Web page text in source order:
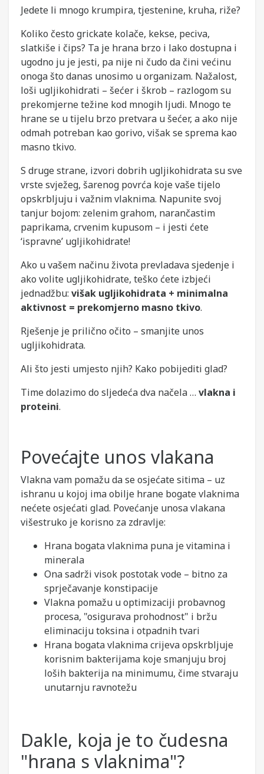
Jedete li mnogo krumpira, tjestenine, kruha, riže?
Koliko često grickate kolače, kekse, peciva,
slatkiše i čips? Ta je hrana brzo i lako dostupna i
ugodno ju je jesti, pa nije ni čudo da čini većinu
onoga što danas unosimo u organizam. Nažalost,
loši ugljikohidrati – šećer i škrob – razlogom su
prekomjerne težine kod mnogih ljudi. Mnogo te
hrane se u tijelu brzo pretvara u šećer, a ako nije
odmah potreban kao gorivo, višak se sprema kao
masno tkivo.
S druge strane, izvori dobrih ugljikohidrata su sve
vrste svježeg, šarenog povrća koje vaše tijelo
opskrbljuju i važnim vlaknima. Napunite svoj
tanjur bojom: zelenim grahom, narančastim
paprikama, crvenim kupusom – i jesti ćete
‘ispravne’ ugljikohidrate!
Ako u vašem načinu života prevladava sjedenje i
ako volite ugljikohidrate, teško ćete izbjeći
jednadžbu: višak ugljikohidrata + minimalna
aktivnost = prekomjerno masno tkivo.
Rješenje je prilično očito – smanjite unos
ugljikohidrata.
Ali što jesti umjesto njih? Kako pobijediti glad?
Time dolazimo do sljedeća dva načela … vlakna i
proteini.
Povećajte unos vlakana
Vlakna vam pomažu da se osjećate sitima – uz
ishranu u kojoj ima obilje hrane bogate vlaknima
nećete osjećati glad. Povećanje unosa vlakana
višestruko je korisno za zdravlje:
Hrana bogata vlaknima puna je vitamina i
minerala
Ona sadrži visok postotak vode – bitno za
sprječavanje konstipacije
Vlakna pomažu u optimizaciji probavnog
procesa, "osigurava prohodnost" i bržu
eliminaciju toksina i otpadnih tvari
Hrana bogata vlaknima crijeva opskrbljuje
korisnim bakterijama koje smanjuju broj
loših bakterija na minimumu, čime stvaraju
unutarnju ravnotežu
Dakle, koja je to čudesna
"hrana s vlaknima"?